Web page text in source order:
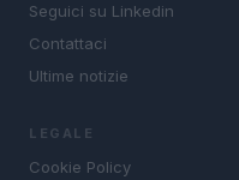
Seguici su Linkedin
Contattaci
Ultime notizie
LEGALE
Cookie Policy